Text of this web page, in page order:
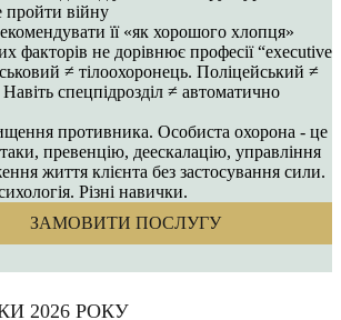
війну
її «як хорошого хлопця»
факторів не дорівнює професії “executive
≠ тілоохоронець. Поліцейський ≠
спецпідрозділ ≠ автоматично
противника. Особиста охорона - це
превенцію, деескалацію, управління
життя клієнта без застосування сили.
Різні навички.
ЗАМОВИТИ ПОСЛУГУ
2026 РОКУ